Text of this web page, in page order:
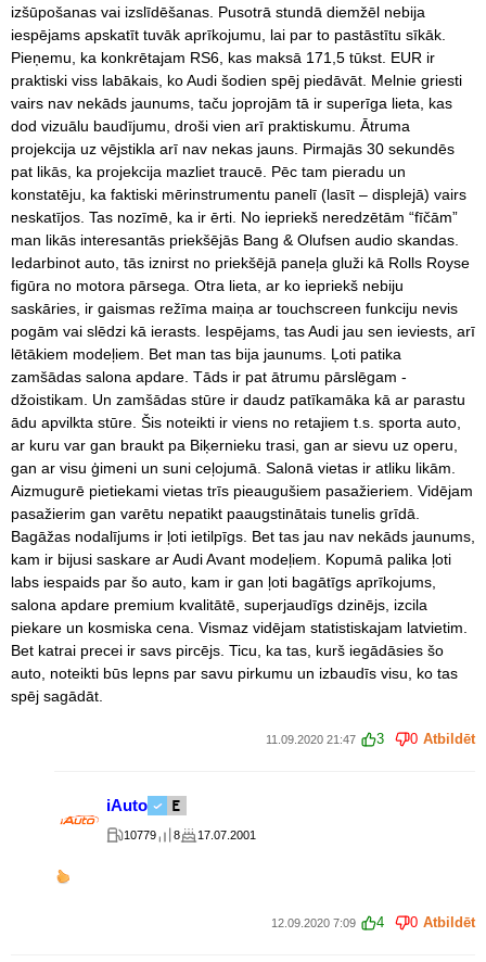
izšūpošanas vai izslīdēšanas. Pusotrā stundā diemžēl nebija
iespējams apskatīt tuvāk aprīkojumu, lai par to pastāstītu sīkāk.
Pieņemu, ka konkrētajam RS6, kas maksā 171,5 tūkst. EUR ir
praktiski viss labākais, ko Audi šodien spēj piedāvāt. Melnie griesti
vairs nav nekāds jaunums, taču joprojām tā ir superīga lieta, kas
dod vizuālu baudījumu, droši vien arī praktiskumu. Ātruma
projekcija uz vējstikla arī nav nekas jauns. Pirmajās 30 sekundēs
pat likās, ka projekcija mazliet traucē. Pēc tam pieradu un
konstatēju, ka faktiski mērinstrumentu panelī (lasīt – displejā) vairs
neskatījos. Tas nozīmē, ka ir ērti. No iepriekš neredzētām “fīčām”
man likās interesantās priekšējās Bang & Olufsen audio skandas.
Iedarbinot auto, tās iznirst no priekšējā paneļa gluži kā Rolls Royse
figūra no motora pārsega. Otra lieta, ar ko iepriekš nebiju
saskāries, ir gaismas režīma maiņa ar touchscreen funkciju nevis
pogām vai slēdzi kā ierasts. Iespējams, tas Audi jau sen ieviests, arī
lētākiem modeļiem. Bet man tas bija jaunums. Ļoti patika
zamšādas salona apdare. Tāds ir pat ātrumu pārslēgam -
džoistikam. Un zamšādas stūre ir daudz patīkamāka kā ar parastu
ādu apvilkta stūre. Šis noteikti ir viens no retajiem t.s. sporta auto,
ar kuru var gan braukt pa Biķernieku trasi, gan ar sievu uz operu,
gan ar visu ģimeni un suni ceļojumā. Salonā vietas ir atliku likām.
Aizmugurē pietiekami vietas trīs pieaugušiem pasažieriem. Vidējam
pasažierim gan varētu nepatikt paaugstinātais tunelis grīdā.
Bagāžas nodalījums ir ļoti ietilpīgs. Bet tas jau nav nekāds jaunums,
kam ir bijusi saskare ar Audi Avant modeļiem. Kopumā palika ļoti
labs iespaids par šo auto, kam ir gan ļoti bagātīgs aprīkojums,
salona apdare premium kvalitātē, superjaudīgs dzinējs, izcila
piekare un kosmiska cena. Vismaz vidējam statistiskajam latvietim.
Bet katrai precei ir savs pircējs. Ticu, ka tas, kurš iegādāsies šo
auto, noteikti būs lepns par savu pirkumu un izbaudīs visu, ko tas
spēj sagādāt.
11.09.2020 21:47 3 0 Atbildēt
iAuto
10779 8 17.07.2001
12.09.2020 7:09 4 0 Atbildēt